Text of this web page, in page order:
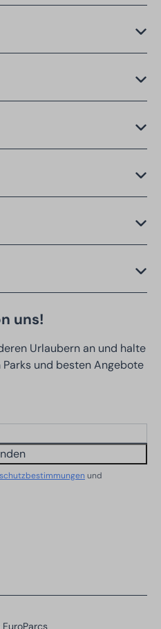
uns!
Urlaubern an und halte
und besten Angebote
und